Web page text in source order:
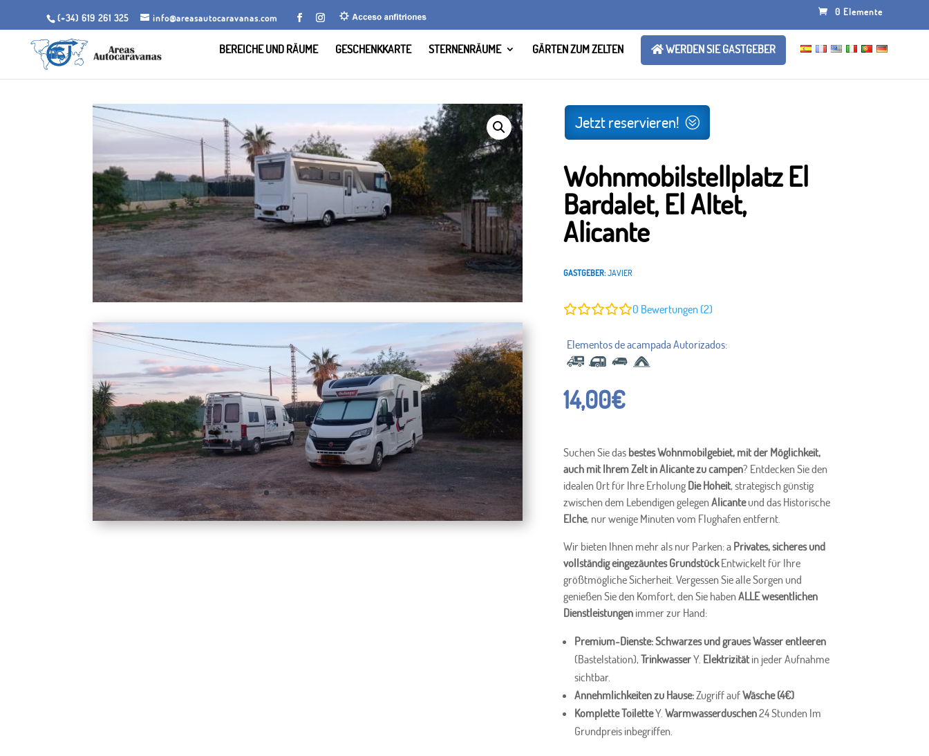
(+34) 619 261 325 info@areasautocaravanas.com
0 Elemente
BEREICHE UND RÄUME GESCHENKKARTE STERNENRÄUME GÄRTEN ZUM ZELTEN
WERDEN SIE GASTGEBER
Jetzt reservieren!
Wohnmobilstellplatz El
Bardalet, El Altet,
Alicante
GASTGEBER:JAVIER
0 Bewertungen (2)
14,00€
Suchen Sie das bestes Wohnmobilgebiet, mit der Möglichkeit,
auch mit Ihrem Zelt in Alicante zu campen? Entdecken Sie den
idealen Ort für Ihre Erholung Die Hoheit, strategisch günstig
zwischen dem Lebendigen gelegenAlicanteund das Historische
Elche, nur wenige Minuten vom Flughafen entfernt.
Wir bieten Ihnen mehr als nur Parken: a Privates, sicheres und
vollständig eingezäuntes GrundstückEntwickelt für Ihre
größtmögliche Sicherheit. Vergessen Sie alle Sorgen und
genießen Sie den Komfort, den Sie habenALLE wesentlichen
Dienstleistungenimmer zur Hand:
Premium-Dienste:Schwarzes und graues Wasser entleeren
(Bastelstation), TrinkwasserY. Elektrizitätin jeder Aufnahme
sichtbar.
Annehmlichkeiten zu Hause:Zugriff aufWäsche (4€)
Komplette ToiletteY. Warmwasserduschen24 Stunden Im
Grundpreis inbegriffen.